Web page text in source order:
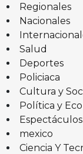
Regionales
Nacionales
Salud
Deportes
Policiaca
Cultura y
Política y
Espectáculos
mexico
Ciencia Y